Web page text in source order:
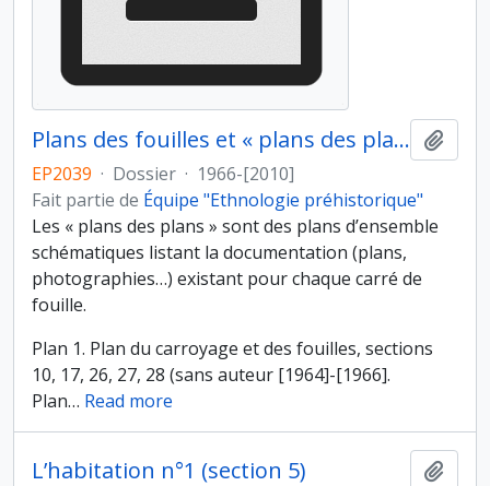
Plans des fouilles et « plans des plans »
EP2039 · Dossier · 1966-[2010]
Fait partie de Équipe "Ethnologie préhistorique"
Les « plans des plans » sont des plans d’ensemble
schématiques listant la documentation (plans,
photographies…) existant pour chaque carré de
fouille.
Plan 1. Plan du carroyage et des fouilles, sections
10, 17, 26, 27, 28 (sans auteur [1964]-[1966].
Plan… Read more
L’habitation n°1 (section 5)